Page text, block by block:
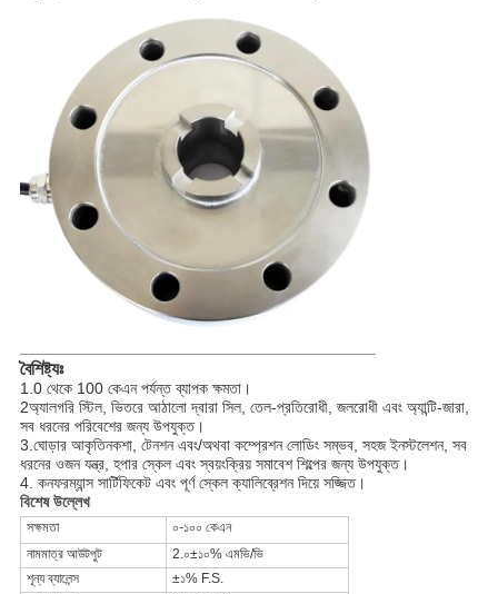
বৈশিষ্ট্যঃ
1.0 থেকে 100 কেএন পর্যন্ত ব্যাপক ক্ষমতা।
2অ্যালগরি স্টিল, ভিতরে আঠালো দ্বারা সিল, তেল-প্রতিরোধী, জলরোধী এবং অ্যান্টি-জারা,
সব ধরনের পরিবেশের জন্য উপযুক্ত।
3.ঘোড়ার আকৃতিনকশা, টেনশন এবং/অথবা কম্প্রেশন লোডিং সম্ভব, সহজ ইনস্টলেশন, সব
ধরনের ওজন যন্ত্র, হপার স্কেল এবং স্বয়ংক্রিয় সমাবেশ শিল্পের জন্য উপযুক্ত।
4. কনফরম্যান্স সার্টিফিকেট এবং পূর্ণ স্কেল ক্যালিব্রেশন দিয়ে সজ্জিত।
বিশেষ উল্লেখ
সক্ষমতা
০-১০০ কেএন
নামমাত্র আউটপুট
2.০±১০% এমভি/ভি
শূন্য ব্যালেন্স
±১% F.S.